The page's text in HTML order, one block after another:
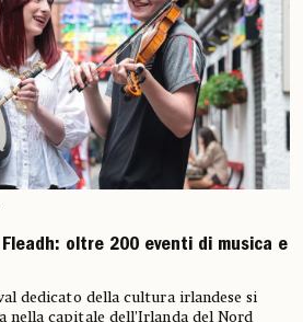
oltre 200 eventi di musica e
dedicato della cultura irlandese si
nella capitale dell’Irlanda del Nord